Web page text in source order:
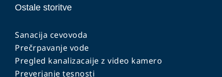
Ostale storitve
Sanacija cevovoda
Prečrpavanje vode
Pregled kanalizacaije z video kamero
Preverjanje tesnosti